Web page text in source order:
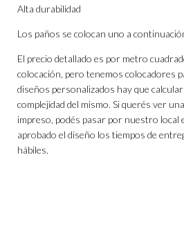
Alta durabilidad
Los paños se colocan uno a
El precio detallado es por metro
colocación, pero tenemos colocadores
diseños personalizados hay que
complejidad del mismo. Si querés ver
impreso, podés pasar por nuestro local
aprobado el diseño los tiempos de
hábiles.